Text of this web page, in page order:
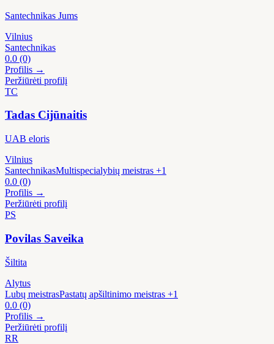
Santechnikas Jums
Vilnius
Santechnikas
0.0 (0)
Profilis →
Peržiūrėti profilį
TC
Tadas Cijūnaitis
UAB eloris
Vilnius
SantechnikasMultispecialybių meistras +1
0.0 (0)
Profilis →
Peržiūrėti profilį
PS
Povilas Saveika
Šiltita
Alytus
Lubų meistrasPastatų apšiltinimo meistras +1
0.0 (0)
Profilis →
Peržiūrėti profilį
RR